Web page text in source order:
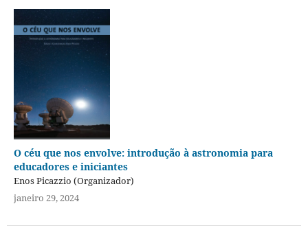
O céu que nos envolve: introdução à astronomia para
educadores e iniciantes
Enos Picazzio (Organizador)
janeiro 29, 2024